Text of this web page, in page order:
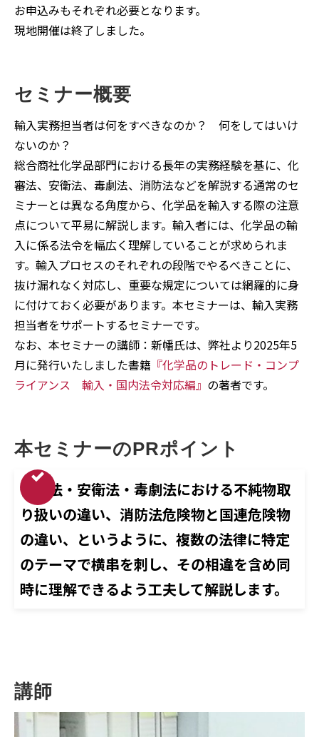
お申込みもそれぞれ必要となります。
現地開催は終了しました。
セミナー概要
輸入実務担当者は何をすべきなのか？ 何をしてはいけ
ないのか？
総合商社化学品部門における長年の実務経験を基に、化
審法、安衛法、毒劇法、消防法などを解説する通常のセ
ミナーとは異なる角度から、化学品を輸入する際の注意
点について平易に解説します。輸入者には、化学品の輸
入に係る法令を幅広く理解していることが求められま
す。輸入プロセスのそれぞれの段階でやるべきことに、
抜け漏れなく対応し、重要な規定については網羅的に身
に付けておく必要があります。本セミナーは、輸入実務
担当者をサポートするセミナーです。
なお、本セミナーの講師：新幡氏は、弊社より2025年5
月に発行いたしました書籍 『化学品のトレード・コンプ
ライアンス 輸入・国内法令対応編』 の著者です。
本セミナーのPRポイント
化審法・安衛法・毒劇法における不純物取
り扱いの違い、消防法危険物と国連危険物
の違い、というように、複数の法律に特定
のテーマで横串を刺し、その相違を含め同
時に理解できるよう工夫して解説します。
講師